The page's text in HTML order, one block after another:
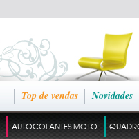
Novidades
Top de vendas
AUTOCOLANTES MOTO